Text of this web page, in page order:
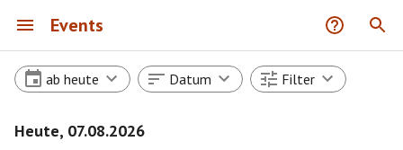
Events
ab heute Datum Filter
Heute, 07.08.2026